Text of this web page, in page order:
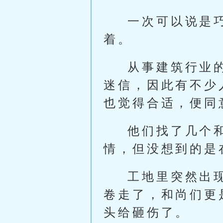
一次可以说是
着。
从事建筑行业
迷信，因此有不
也觉得合适，便同
他们找了几个
情，但没想到的
工地里突然出
卷走了，和尚们
头给砸伤了。